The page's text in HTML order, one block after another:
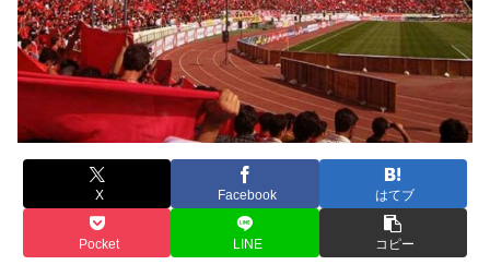
X Facebook はてブ
Pocket LINE コピー